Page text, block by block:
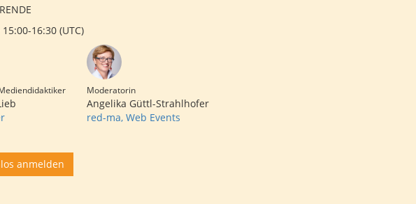
15:00-16:30 (UTC)
Moderatorin
Angelika Güttl-Strahlhofer
red-ma, Web Events
anmelden